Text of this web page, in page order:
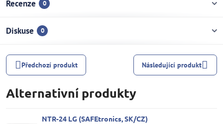
Recenze 0
Diskuse 0
Předchozí produkt Následující produkt
Alternativní produkty
NTR-24 LG (SAFEtronics, SK/CZ)